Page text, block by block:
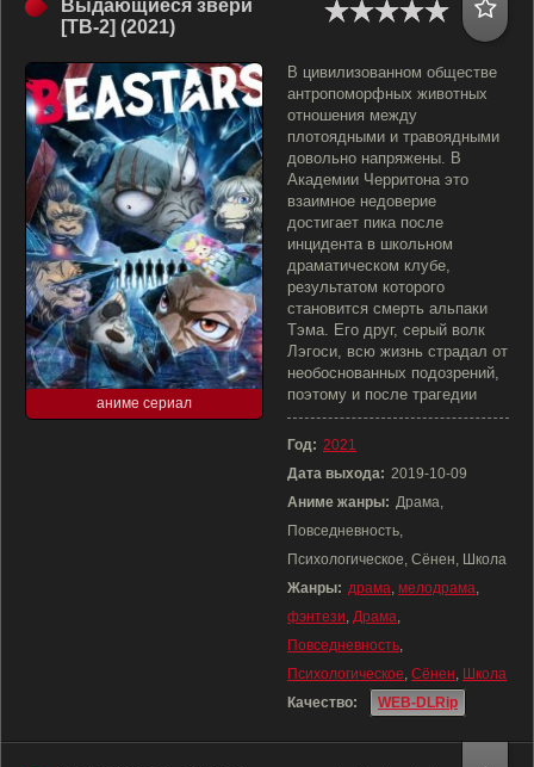
Выдающиеся звери
[ТВ-2] (2021)
аниме сериал
В цивилизованном обществе
антропоморфных животных
отношения между
плотоядными и травоядными
довольно напряжены. В
Академии Черритона это
взаимное недоверие
достигает пика после
инцидента в школьном
драматическом клубе,
результатом которого
становится смерть альпаки
Тэма. Его друг, серый волк
Лэгоси, всю жизнь страдал от
необоснованных подозрений,
поэтому и после трагедии
Год: 2021
Дата выхода: 2019-10-09
Аниме жанры: Драма,
Повседневность,
Психологическое, Сёнен, Школа
Жанры: драма, мелодрама,
фэнтези, Драма,
Повседневность,
Психологическое, Сёнен, Школа
Качество:
WEB-DLRip